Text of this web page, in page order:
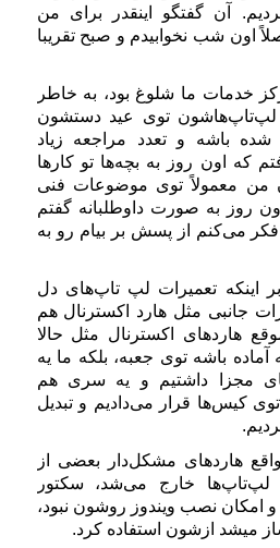
آن گفتگو اینقدر برای من
اون شب نخوابیدم و صبح تقریبا
خدمات ما شلوغ بود، به خاطر
لپ‌تاپ‌هاشون توی عید دستشون
باشه و تعدد مراجعه زیاد
که اون روز به بچه‌ها تو کارها
من معمولاً توی موضوعات فنی
روز به صورت داوطلبانه گفتم
می‌کنم از پسش بر بیام رو به
اینکه تعمیرات لپ تاپ‌های دل
جانبی مثل هارد اکسترنال هم
هاردهای اکسترنال مثل حالا
باشه توی جعبه، بلکه ما یه
مجزا داشتیم و یه سری هم
کیس‌ها قرار می‌دادیم و تبدیل
هاردهای مشکل‌دار بعضی از
لپ‌تاپ‌ها خارج می‌شد، سکتور
نصب ویندوز روشون نبود،
میشد ازشون استفاده کرد.